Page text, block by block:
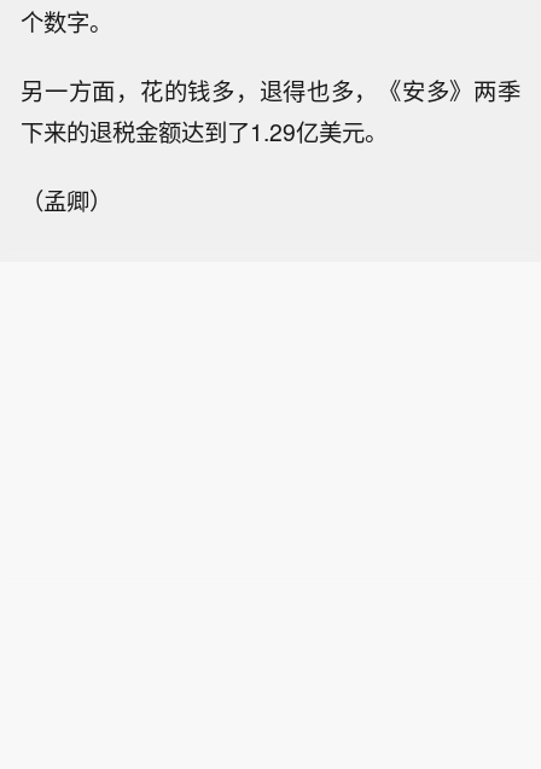
个数字。
另一方面，花的钱多，退得也多，《安多》两季
下来的退税金额达到了1.29亿美元。
（孟卿）